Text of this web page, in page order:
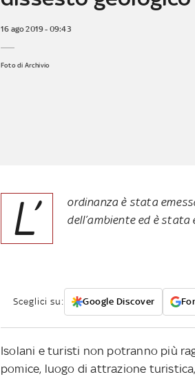
16 ago 2019 - 09:43
Foto di Archivio
L’
ordinanza è stata
dell’ambiente ed è
Sceglici su: Google Discover
Isolani e turisti non potranno più
pomice, luogo di attrazione